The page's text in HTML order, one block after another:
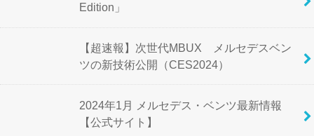
Edition」
【超速報】次世代MBUX メルセデスベン
ツの新技術公開（CES2024）
2024年1月 メルセデス・ベンツ最新情報
【公式サイト】